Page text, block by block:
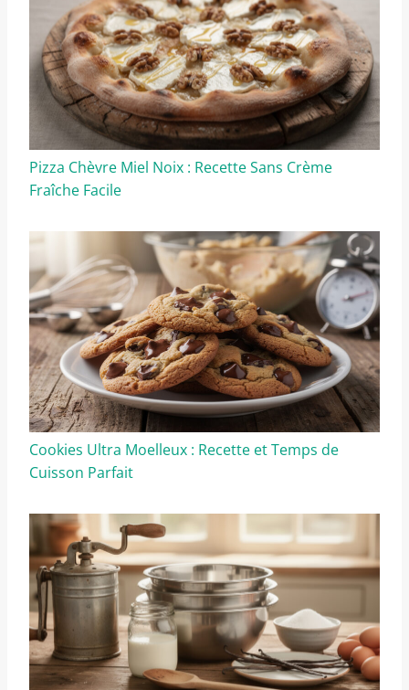
Pizza Chèvre Miel Noix : Recette Sans Crème
Fraîche Facile
Cookies Ultra Moelleux : Recette et Temps de
Cuisson Parfait